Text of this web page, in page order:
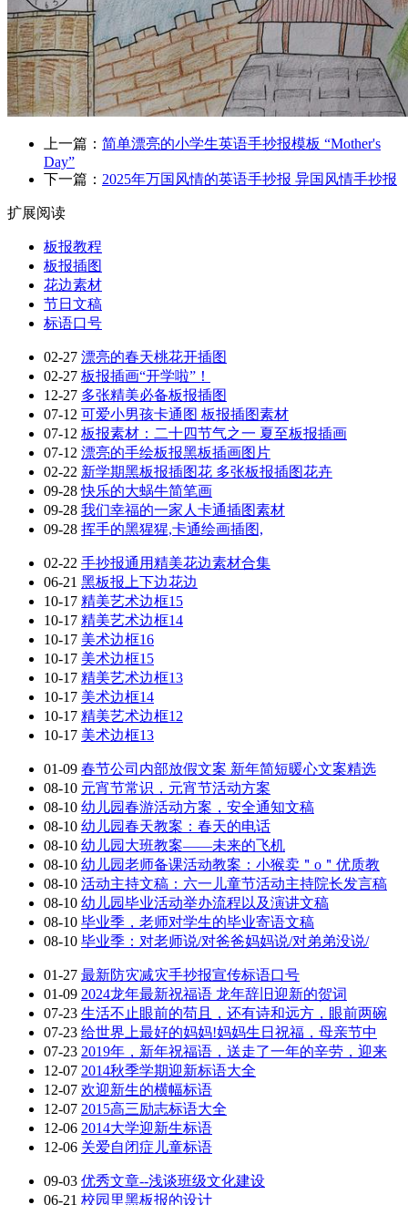
上一篇： 简单漂亮的小学生英语手抄报模板 “Mother's
Day”
下一篇： 2025年万国风情的英语手抄报 异国风情手抄报
扩展阅读
板报教程
板报插图
花边素材
节日文稿
标语口号
02-27 漂亮的春天桃花开插图
02-27 板报插画“开学啦”！
12-27 多张精美必备板报插图
07-12 可爱小男孩卡通图 板报插图素材
07-12 板报素材：二十四节气之一 夏至板报插画
07-12 漂亮的手绘板报黑板插画图片
02-22 新学期黑板报插图花 多张板报插图花卉
09-28快乐的大蜗牛简笔画
09-28 我们幸福的一家人卡通插图素材
09-28 挥手的黑猩猩,卡通绘画插图,
02-22 手抄报通用精美花边素材合集
06-21 黑板报上下边花边
10-17 精美艺术边框15
10-17 精美艺术边框14
10-17 美术边框16
10-17 美术边框15
10-17 精美艺术边框13
10-17 美术边框14
10-17 精美艺术边框12
10-17 美术边框13
01-09 春节公司内部放假文案 新年简短暖心文案精选
08-10 元宵节常识，元宵节活动方案
08-10 幼儿园春游活动方案，安全通知文稿
08-10 幼儿园春天教案：春天的电话
08-10 幼儿园大班教案——未来的飞机
08-10 幼儿园老师备课活动教案：小猴卖＂o＂优质教
08-10 活动主持文稿：六一儿童节活动主持院长发言稿
08-10 幼儿园毕业活动举办流程以及演讲文稿
08-10 毕业季，老师对学生的毕业寄语文稿
08-10 毕业季：对老师说/对爸爸妈妈说/对弟弟没说/
01-27 最新防灾减灾手抄报宣传标语口号
01-09 2024龙年最新祝福语 龙年辞旧迎新的贺词
07-23 生活不止眼前的苟且，还有诗和远方，眼前两碗
07-23 给世界上最好的妈妈!妈妈生日祝福，母亲节中
07-23 2019年，新年祝福语，送走了一年的辛劳，迎来
12-07 2014秋季学期迎新标语大全
12-07 欢迎新生的横幅标语
12-07 2015高三励志标语大全
12-06 2014大学迎新生标语
12-06 关爱自闭症儿童标语
09-03 优秀文章--浅谈班级文化建设
06-21 校园里黑板报的设计